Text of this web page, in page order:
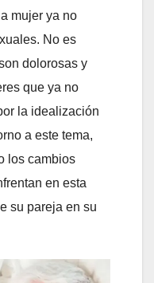
mujer ya no
No es
dolorosas y
que ya no
la idealización
a este tema,
los cambios
en esta
su pareja en su